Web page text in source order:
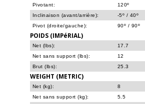
Pivotant:
120º
Inclinaison (avant/arrière):
-5º / 40º
Pivot (droite/gauche):
90º / 90º
POIDS (IMPéRIAL)
Net (lbs):
17.7
Net sans support (lbs):
12
Brut (lbs):
25.3
WEIGHT (METRIC)
Net (kg):
8
Net sans support (kg):
5.5